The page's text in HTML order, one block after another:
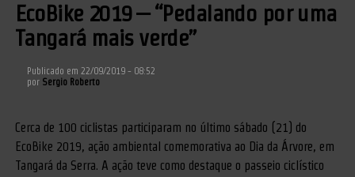
EcoBike 2019 – “Pedalando por uma
Tangará mais verde”
Publicado em 22/09/2019 - 08:52
por Sergio Roberto
Cerca de 100 ciclistas participaram no último sábado (21) do
EcoBike 2019, ação ambiental comemorativa ao Dia da Árvore, em
Tangará da Serra. A ação teve como destaque o passeio ciclístico